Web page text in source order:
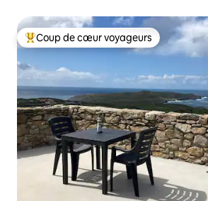
Coups de cœur voyageurs les plus
Coup de cœur voyageurs